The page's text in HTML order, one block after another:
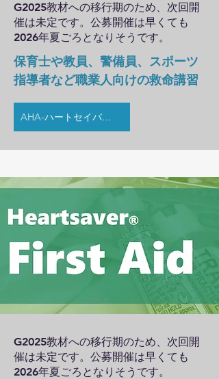
​G2025教材への移行期のため、次回開
催は​未定です。公募開催は早くても
2026年夏ごろとなりそうです。​​
保育士や教員、警備員、スポーツ
指導者など職業人向けの救命講習
AHA-ハートセイバーCPR AED
​G2025教材への移行期のため、次回開
催は​未定です。公募開催は早くても
2026年夏ごろとなりそうです。​